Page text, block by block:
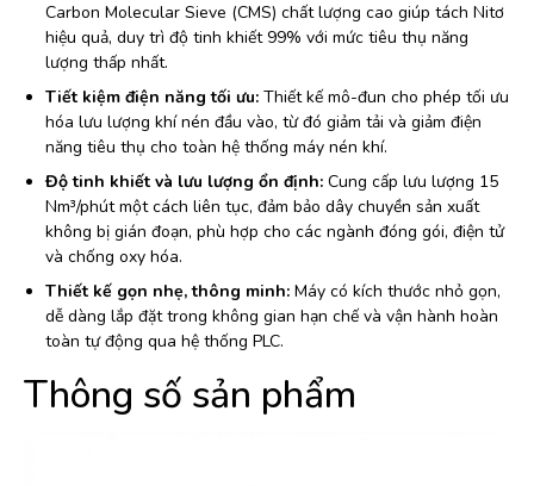
Carbon Molecular Sieve (CMS) chất lượng cao giúp tách Nitơ
hiệu quả, duy trì độ tinh khiết 99% với mức tiêu thụ năng
lượng thấp nhất.
Tiết kiệm điện năng tối ưu: Thiết kế mô-đun cho phép tối ưu
hóa lưu lượng khí nén đầu vào, từ đó giảm tải và giảm điện
năng tiêu thụ cho toàn hệ thống máy nén khí.
Độ tinh khiết và lưu lượng ổn định: Cung cấp lưu lượng 15
Nm³/phút một cách liên tục, đảm bảo dây chuyền sản xuất
không bị gián đoạn, phù hợp cho các ngành đóng gói, điện tử
và chống oxy hóa.
Thiết kế gọn nhẹ, thông minh: Máy có kích thước nhỏ gọn,
dễ dàng lắp đặt trong không gian hạn chế và vận hành hoàn
toàn tự động qua hệ thống PLC.
Thông số sản phẩm